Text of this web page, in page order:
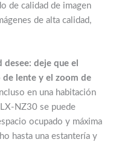
de calidad de imagen
de alta calidad,
desee: deje que el
lente y el zoom de
en una habitación
NZ30 se puede
ocupado y máxima
hasta una estantería y